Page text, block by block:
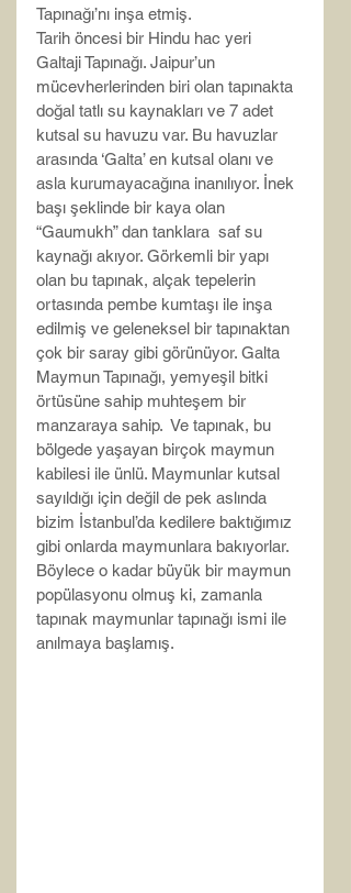
Tapınağı’nı inşa etmiş.
Tarih öncesi bir Hindu hac yeri
Galtaji Tapınağı. Jaipur’un
mücevherlerinden biri olan tapınakta
doğal tatlı su kaynakları ve 7 adet
kutsal su havuzu var. Bu havuzlar
arasında ‘Galta’ en kutsal olanı ve
asla kurumayacağına inanılıyor. İnek
başı şeklinde bir kaya olan
“Gaumukh” dan tanklara  saf su
kaynağı akıyor. Görkemli bir yapı
olan bu tapınak, alçak tepelerin
ortasında pembe kumtaşı ile inşa
edilmiş ve geleneksel bir tapınaktan
çok bir saray gibi görünüyor. Galta
Maymun Tapınağı, yemyeşil bitki
örtüsüne sahip muhteşem bir
manzaraya sahip.  Ve tapınak, bu
bölgede yaşayan birçok maymun
kabilesi ile ünlü. Maymunlar kutsal
sayıldığı için değil de pek aslında
bizim İstanbul’da kedilere baktığımız
gibi onlarda maymunlara bakıyorlar.
Böylece o kadar büyük bir maymun
popülasyonu olmuş ki, zamanla
tapınak maymunlar tapınağı ismi ile
anılmaya başlamış.